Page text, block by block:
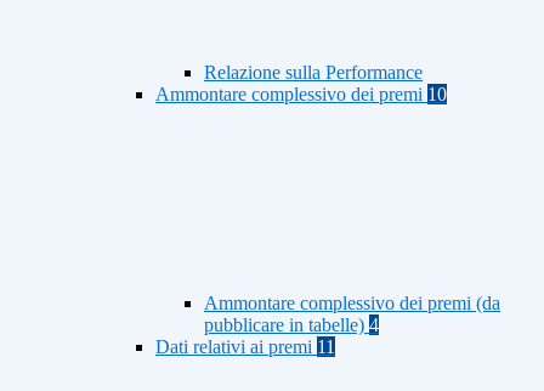
Relazione sulla Performance
Ammontare complessivo dei premi 10
Ammontare complessivo dei premi (da
pubblicare in tabelle) 4
Dati relativi ai premi 11